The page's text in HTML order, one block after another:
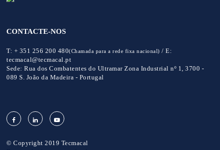
CONTACTE-NOS
T: + 351 256 200 480(Chamada para a rede fixa nacional) /E:
tecmacal@tecmacal.pt
Sede: Rua dos Combatentes do Ultramar Zona Industrial nº 1, 3700 -
089 S. João da Madeira - Portugal
© Copyright 2019 Tecmacal